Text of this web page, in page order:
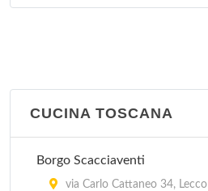
CUCINA TOSCANA
Borgo Scacciaventi
via Carlo Cattaneo 34, Lecco